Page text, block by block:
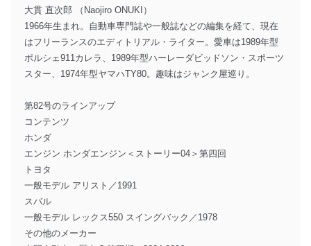
大貫 直次郎 （Naojiro ONUKI）
1966年生まれ。自動車専門誌や一般誌などの編集を経て、現在
はフリーランスのエディトリアル・ライター。愛車は1989年型
ポルシェ911カレラ、1989年型ハーレーダビッドソン・スポーツ
スター、1974年型ヤマハTY80。趣味はジャンク屋巡り。
第82号のラインアップ
コンテンツ
ホンダ
エンジン ホンダエンジン＜ストーリー04＞第四回
トヨタ
一般モデル アリスト／1991
スバル
一般モデル レックス550 スイングバック／1978
その他のメーカー